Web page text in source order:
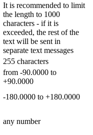
It is recommended to limit
the length to 1000
characters - if it is
exceeded, the rest of the
text will be sent in
separate text messages
255 characters
from -90.0000 to
+90.0000
-180.0000 to +180.0000
any number